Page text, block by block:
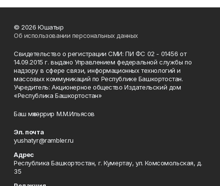
© 2026 Юшатыр
Об использовании персональных данных
Свидетельство о регистрации СМИ: ПИ ФС 02 - 01456 от
14.09.2015 г. выдано Управлением федеральной службы по
надзору в сфере связи, информационных технологий и
массовых коммуникаций по Республике Башкортостан.
Учредитель: Акционерное общество Издательский дом
«Республика Башкортостан»
Баш мөхәррир М.М.Ильясов
Эл. почта
yushatyr@rambler.ru
Адрес
Республика Башкортостан, г. Кумертау, ул. Комсомольская, д.
35